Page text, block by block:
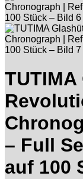
– Full
auf 100